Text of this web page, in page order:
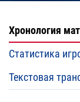
Хронология
Статистика
Текстовая